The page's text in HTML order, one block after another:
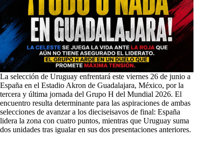
La selección de Uruguay enfrentará este viernes 26 de junio a
España en el Estadio Akron de Guadalajara, México, por la
tercera y última jornada del Grupo H del Mundial 2026. El
encuentro resulta determinante para las aspiraciones de ambas
selecciones de avanzar a los dieciseisavos de final: España
lidera la zona con cuatro puntos, mientras que Uruguay suma
dos unidades tras igualar en sus dos presentaciones anteriores.